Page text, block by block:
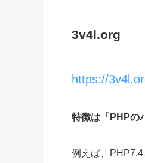
3v4l.org
https://
特徴は「PHPの
例えば、